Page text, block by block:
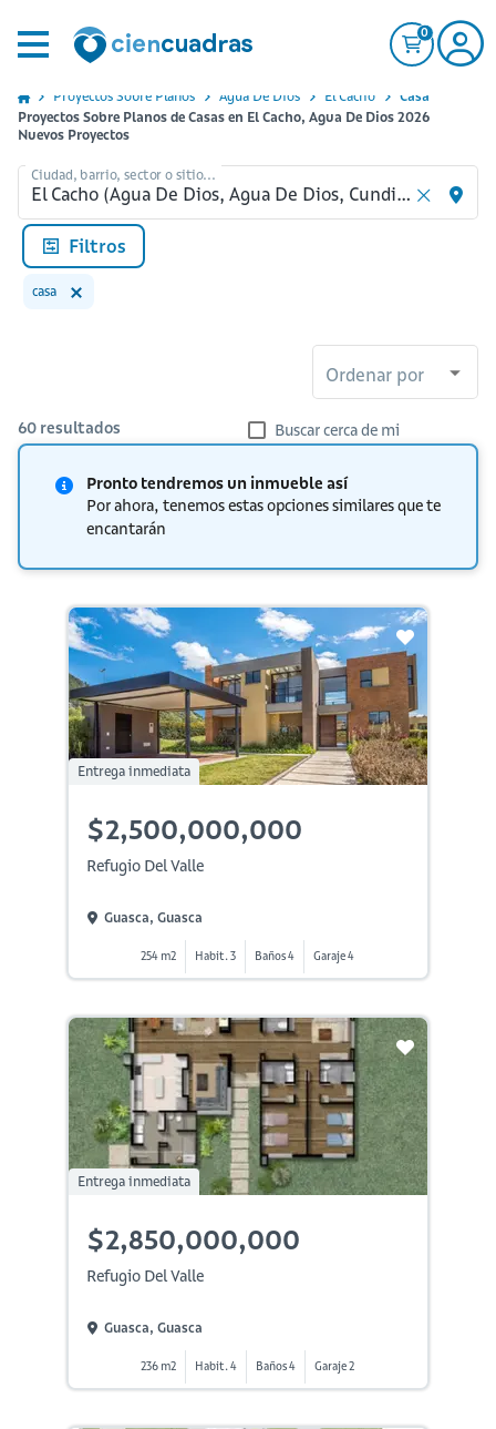
0
Proyectos Sobre Planos Agua De Dios El Cacho
Casa
Proyectos Sobre Planos de Casas en El Cacho, Agua De Dios 2026
Nuevos Proyectos
Ciudad, barrio, sector o sitio...
Filtros
casa
Ordenar por
60 resultados Buscar cerca de mi
Pronto tendremos un inmueble así
Por ahora, tenemos estas opciones similares que te
encantarán
Entrega inmediata
$2,500,000,000
Refugio Del Valle
Guasca, Guasca
254 m2 Habit. 3 Baños 4 Garaje 4
Entrega inmediata
$2,850,000,000
Refugio Del Valle
Guasca, Guasca
236 m2 Habit. 4 Baños 4 Garaje 2